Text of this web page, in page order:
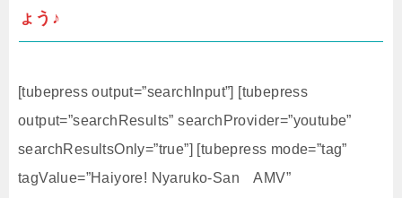
ょう♪
[tubepress output=”searchInput”] [tubepress
output=”searchResults” searchProvider=”youtube”
searchResultsOnly=”true”] [tubepress mode=”tag”
tagValue=”Haiyore! Nyaruko-San AMV”